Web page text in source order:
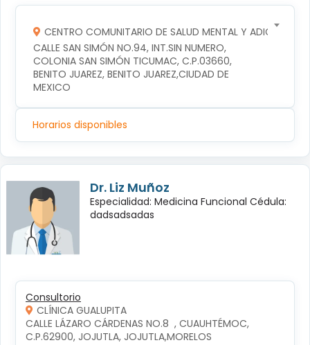
CENTRO COMUNITARIO DE SALUD MENTAL Y ADICCIONES
CALLE SAN SIMÓN NO.94, INT.SIN NUMERO,
COLONIA SAN SIMÓN TICUMAC, C.P.03660,
BENITO JUAREZ, BENITO JUAREZ,CIUDAD DE
MEXICO
Horarios disponibles
Dr. Liz Muñoz
Especialidad: Medicina Funcional Cédula:
dadsadsadas
Consultorio
CLÍNICA GUALUPITA
CALLE LÁZARO CÁRDENAS NO.8  , CUAUHTÉMOC,
C.P.62900, JOJUTLA, JOJUTLA,MORELOS